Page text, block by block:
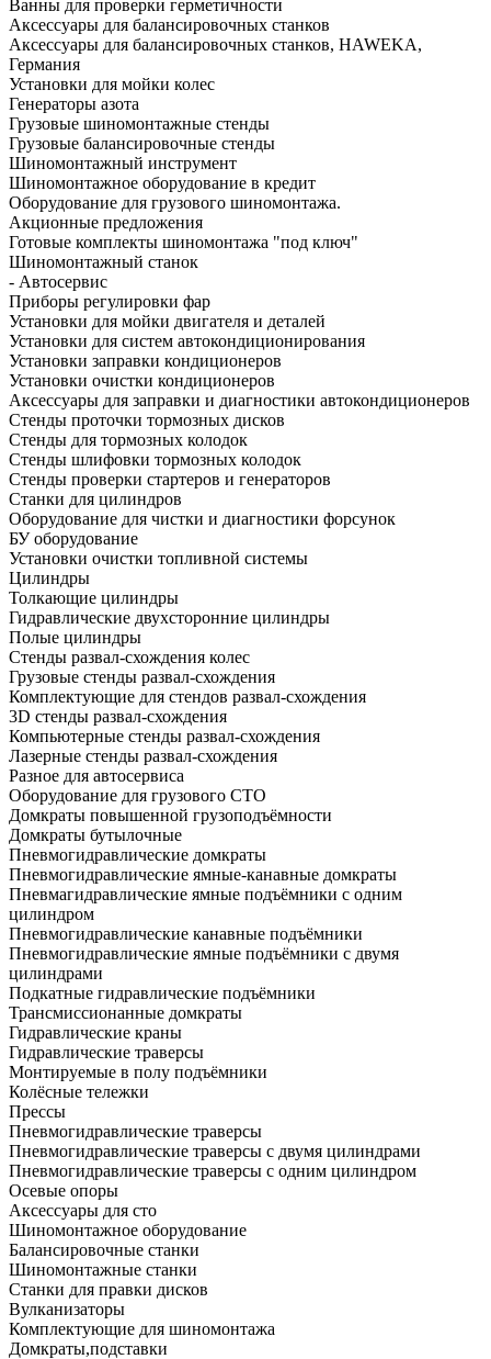
Ванны для проверки герметичности
Аксессуары для балансировочных станков
Аксессуары для балансировочных станков, HAWEKA,
Германия
Установки для мойки колес
Генераторы азота
Грузовые шиномонтажные стенды
Грузовые балансировочные стенды
Шиномонтажный инструмент
Шиномонтажное оборудование в кредит
Оборудование для грузового шиномонтажа.
Акционные предложения
Готовые комплекты шиномонтажа "под ключ"
Шиномонтажный станок
- Автосервис
Приборы регулировки фар
Установки для мойки двигателя и деталей
Установки для систем автокондиционирования
Установки заправки кондиционеров
Установки очистки кондиционеров
Аксессуары для заправки и диагностики автокондиционеров
Стенды проточки тормозных дисков
Стенды для тормозных колодок
Стенды шлифовки тормозных колодок
Стенды проверки стартеров и генераторов
Станки для цилиндров
Оборудование для чистки и диагностики форсунок
БУ оборудование
Установки очистки топливной системы
Цилиндры
Толкающие цилиндры
Гидравлические двухсторонние цилиндры
Полые цилиндры
Стенды развал-схождения колес
Грузовые стенды развал-схождения
Комплектующие для стендов развал-схождения
3D стенды развал-схождения
Компьютерные стенды развал-схождения
Лазерные стенды развал-схождения
Разное для автосервиса
Оборудование для грузового СТО
Домкраты повышенной грузоподъёмности
Домкраты бутылочные
Пневмогидравлические домкраты
Пневмогидравлические ямные-канавные домкраты
Пневмагидравлические ямные подъёмники с одним
цилиндром
Пневмогидравлические канавные подъёмники
Пневмогидравлические ямные подъёмники с двумя
цилиндрами
Подкатные гидравлические подъёмники
Трансмиссионанные домкраты
Гидравлические краны
Гидравлические траверсы
Монтируемые в полу подъёмники
Колёсные тележки
Прессы
Пневмогидравлические траверсы
Пневмогидравлические траверсы с двумя цилиндрами
Пневмогидравлические траверсы с одним цилиндром
Осевые опоры
Аксессуары для сто
Шиномонтажное оборудование
Балансировочные станки
Шиномонтажные станки
Станки для правки дисков
Вулканизаторы
Комплектующие для шиномонтажа
Домкраты,подставки